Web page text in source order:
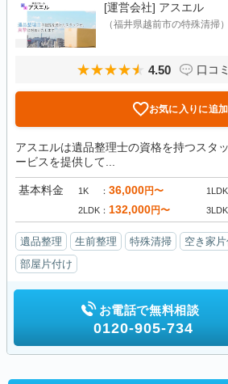
[運営会社] アスエル
（福井県越前市の特殊清掃）
4.50 口コ
お気に入りに追加
アスエルは遺品整理士の資格を持つスタ
ービスを提供して...
基本料金 1K 36,000円〜 1LDK
2LDK 132,000円〜 3LDK
遺品整理 生前整理 特殊清掃 空き家
部屋片付け
お電話で無料相談
0120-905-734